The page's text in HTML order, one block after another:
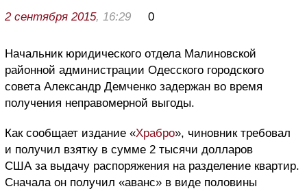
2 сентября 2015, 16:29 0
Начальник юридического отдела Малиновской
районной администрации Одесского городского
совета Александр Демченко задержан во время
получения неправомерной выгоды.
Как сообщает издание «Храбро», чиновник требовал
и получил взятку в сумме 2 тысячи долларов
США за выдачу распоряжения на разделение квартир.
Сначала он получил «аванс» в виде половины